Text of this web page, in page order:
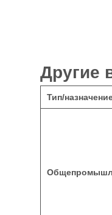
Другие
Тип/